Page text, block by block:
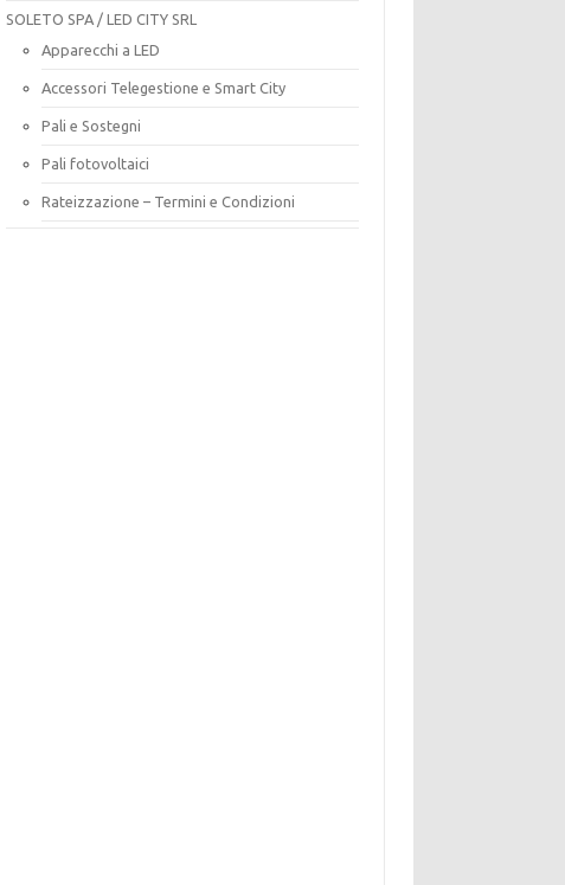
SOLETO SPA / LED CITY SRL
Apparecchi a LED
Accessori Telegestione e Smart City
Pali e Sostegni
Pali fotovoltaici
Rateizzazione – Termini e Condizioni